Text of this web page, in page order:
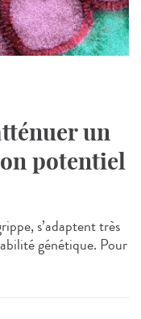
un
potentiel
s’adaptent très
génétique. Pour